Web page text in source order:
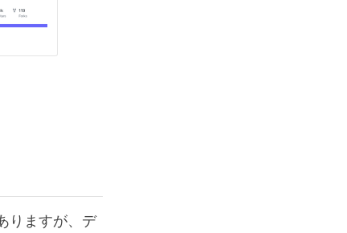
りますが、デ